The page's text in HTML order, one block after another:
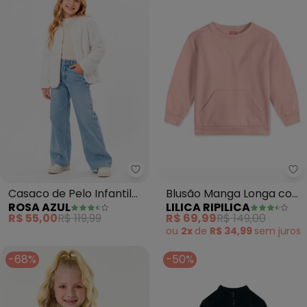
Rosa Azul - Casaco de Pelo
Casaco de Pelo Infantil
para Meninas (Off White)
ROSA AZUL
R$ 55,00R$ 119,99
Blusão Manga Longa com
Aroma (Rosa)
LILICA RIPILICA
R$ 69,99R$ 149,00
ou 2x de R$ 34,99 sem juros
-68% -50%